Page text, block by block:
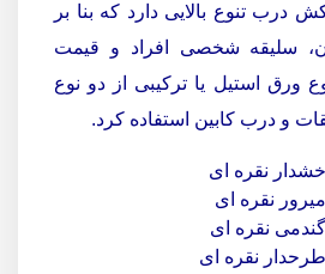
درب تنوع بالایی دارد که بنا بر
سلیقه شخصی افراد و قیمت
ورق استیل یا ترکیبی از دو نوع
و درب کابین استفاده کرد.
نقره ای
نقره ای
نقره ای
نقره ای